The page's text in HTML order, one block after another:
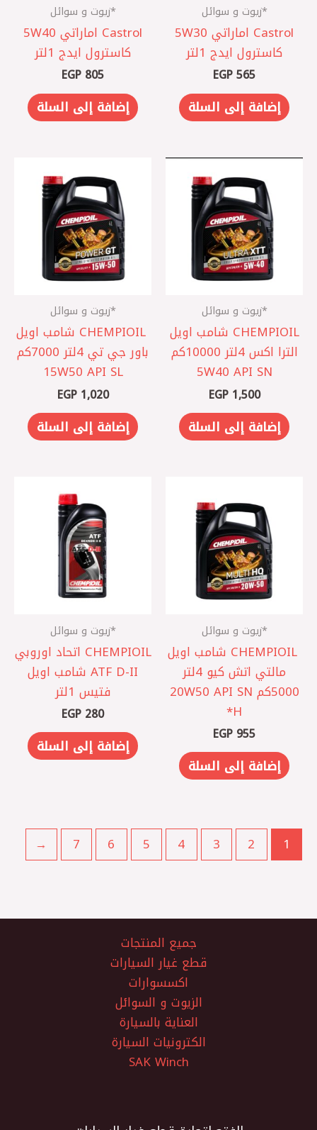
*زيوت و سوائل
Castrol اماراتي 5W30
كاسترول ايدج 1لتر
EGP565
إضافة إلى السلة
*زيوت و سوائل
Castrol اماراتي 5W40
كاسترول ايدج 1لتر
EGP 805
إضافة إلى السلة
*زيوت و سوائل
CHEMPIOIL شامب اويل
الترا اكس 4لتر 10000كم
5W40 API SN
EGP1,500
إضافة إلى السلة
*زيوت و سوائل
CHEMPIOIL ‎ شامب اويل
باور جي تي 4لتر 7000كم
15W50 API SL
EGP1,020
إضافة إلى السلة
*زيوت و سوائل
CHEMPIOIL ‎ شامب اويل
مالتي اتش كيو 4لتر
5000كم 20W50 API SN
H*
EGP 955
إضافة إلى السلة
*زيوت و سوائل
CHEMPIOIL اتحاد اوروبي
ATF D-II شامب اويل
فتيس 1لتر
EGP 280
إضافة إلى السلة
1
2
3
4
5
6
7
←
جميع المنتجات
قطع غيار السيارات
اكسسوارات
الزيوت و السوائل
العناية بالسيارة
الكترونيات السيارة
SAK Winch